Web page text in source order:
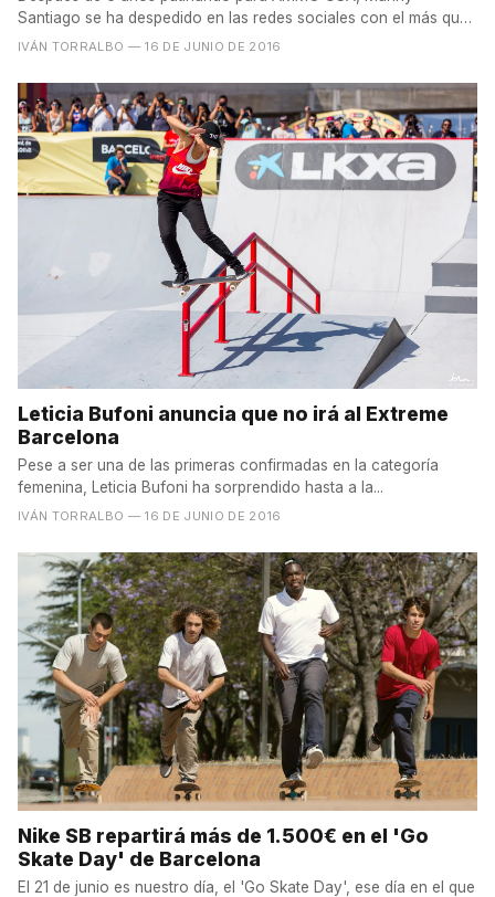
Santiago se ha despedido en las redes sociales con el más que
típico...
IVÁN TORRALBO — 16 DE JUNIO DE 2016
Leticia Bufoni anuncia que no irá al Extreme
Barcelona
Pese a ser una de las primeras confirmadas en la categoría
femenina, Leticia Bufoni ha sorprendido hasta a la...
IVÁN TORRALBO — 16 DE JUNIO DE 2016
Nike SB repartirá más de 1.500€ en el 'Go
Skate Day' de Barcelona
El 21 de junio es nuestro día, el 'Go Skate Day', ese día en el que